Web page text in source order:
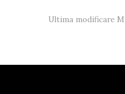
Ultima modificare